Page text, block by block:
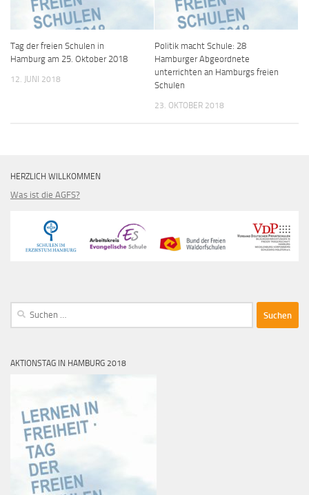
Tag der freien Schulen in
Hamburg am 25. Oktober 2018
12. JUNI 2018
Politik macht Schule: 28
Hamburger Abgeordnete
unterrichten an Hamburgs freien
Schulen
23. OKTOBER 2018
HERZLICH WILLKOMMEN
Was ist die AGFS?
Suche
AKTIONSTAG IN HAMBURG 2018